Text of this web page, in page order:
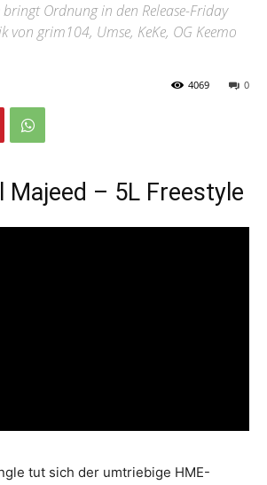
Ordnung in den Release-Friday
von grim104, Umse, KeKe, OG Keemo
0
4069
Majeed – 5L Freestyle
tut sich der umtriebige HME-